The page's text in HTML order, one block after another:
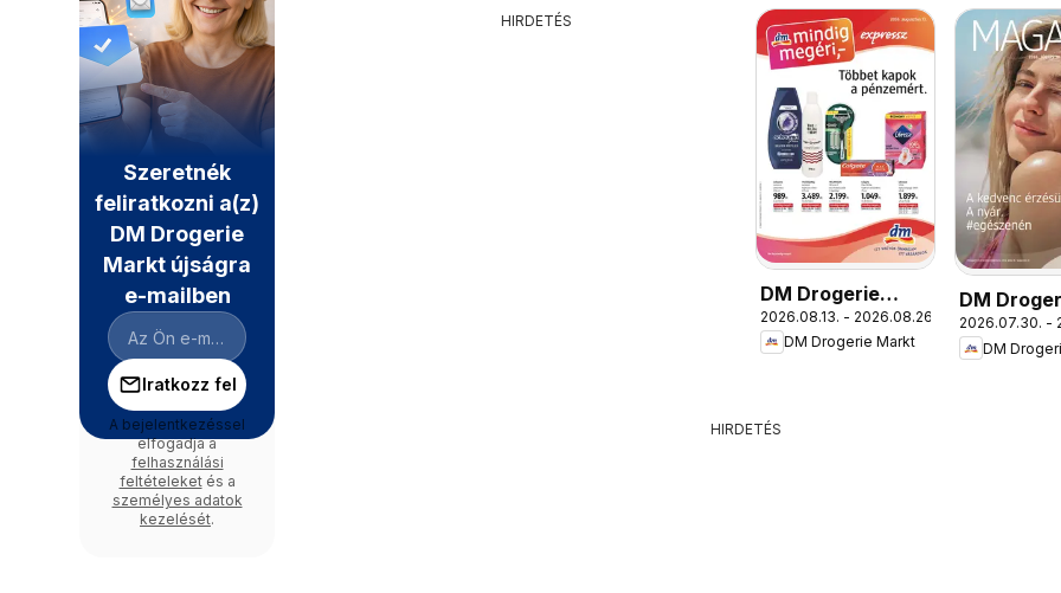
HIRDETÉS
DM Drogerie
Markt akciós
újság
2026.08.13. - 2026.08.26.
DM Drogerie Markt
DM
Markt
újság
2026.07.30. -
DM
HIRDETÉS
Szeretnék
feliratkozni a(z)
DM Drogerie
Markt újságra
e-mailben
Iratkozz fel
A bejelentkezéssel
elfogadja a
felhasználási
feltételeketés a
személyes adatok
kezelését.